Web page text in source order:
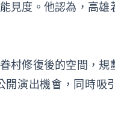
見度。他認為，高雄
村修復後的空間，
演出機會，同時吸